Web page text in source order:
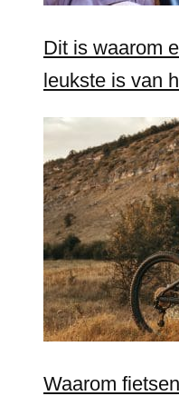
Dit is waarom
leukste is van
Waarom